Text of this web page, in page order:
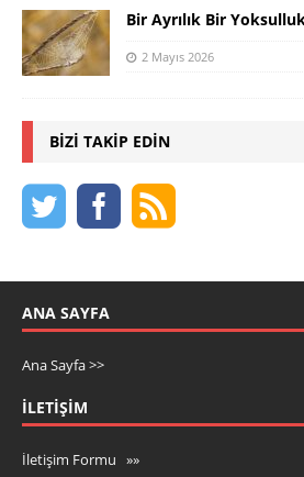
Bir Ayrılık Bir
2 Mayıs 2026
BIZI TAKIP EDIN
ANA SAYFA
Ana Sayfa >>
İLETIŞIM
İletişim Formu »»